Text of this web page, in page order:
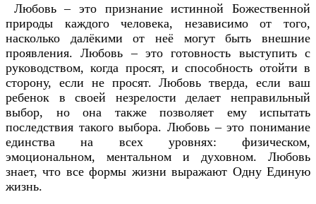
Любовь – это признание истинной Божественной
природы каждого человека, независимо от того,
насколько далёкими от неё могут быть внешние
проявления. Любовь – это готовность выступить с
руководством, когда просят, и способность отойти в
сторону, если не просят. Любовь тверда, если ваш
ребенок в своей незрелости делает неправильный
выбор, но она также позволяет ему испытать
последствия такого выбора. Любовь – это понимание
единства на всех уровнях: физическом,
эмоциональном, ментальном и духовном. Любовь
знает, что все формы жизни выражают Одну Единую
жизнь.